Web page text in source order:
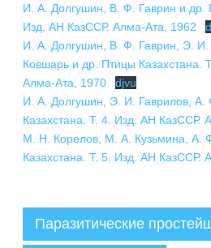
И. А. Долгушин, В. Ф. Гаврин и др.
Изд. АН КазССР. Алма-Ата, 1962
И. А. Долгушин, В. Ф. Гаврин, Э. И.
Ковшарь и др. Птицы Казахстана.
Алма-Ата, 1970
djvu
И. А. Долгушин, Э. И. Гаврилов,
Казахстана. Т. 4. Изд. АН КазССР.
М. Н. Корелов, М. А. Кузьмина, А.
Казахстана. Т. 5. Изд. АН КазССР.
Паразитические